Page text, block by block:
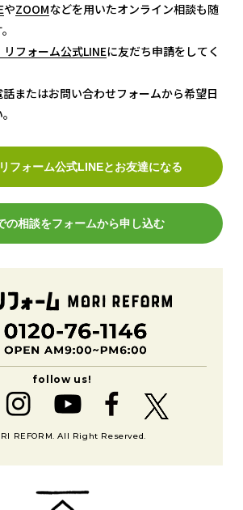
やZOOM
ZOOMなどを用いたオンライン相談も随
リフォーム公式LINE
リフォーム公式LINEに友だち申請をしてく
またはお問い合わせフォームから希望日
フォーム公式LINEとお友達になる
の相談をフォームから申し込む
REFORM. All Right Reserved.